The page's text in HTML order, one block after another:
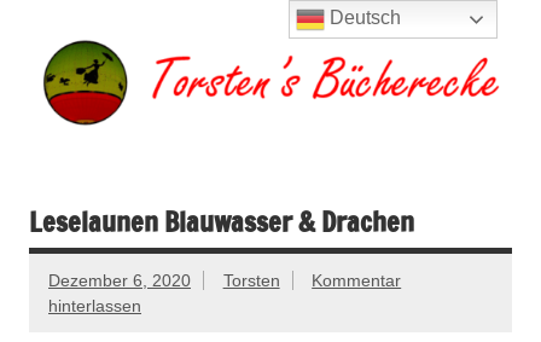
springen
Leselaunen Blauwasser & Drachen
Dezember 6, 2020 Torsten
Kommentar
hinterlassen
Deutsch